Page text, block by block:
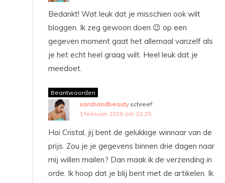
Bedankt! Wat leuk dat je misschien ook wilt
bloggen. Ik zeg gewoon doen 😉 op een
gegeven moment gaat het allemaal vanzelf als
je het echt heel graag wilt. Heel leuk dat je
meedoet.
Beantwoorden
sarahandbeauty schreef:
1 februari 2018 om 22:25
Hoi Cristal, jij bent de gelukkige winnaar van de
prijs. Zou je je gegevens binnen drie dagen naar
mij willen mailen? Dan maak ik de verzending in
orde. Ik hoop dat je blij bent met de artikelen. Ik